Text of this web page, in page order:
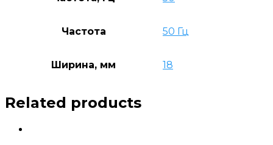
Частота 50 Гц
Ширина, мм 18
Related products